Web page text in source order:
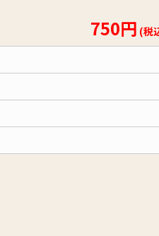
750円 (税